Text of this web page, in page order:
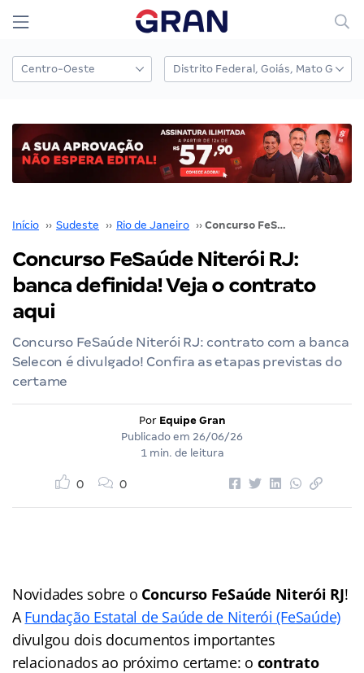
Início ›› Sudeste ›› Rio de Janeiro ›› Concurso FeSaúde Niterói RJ: banca definida! Veja o contrato aqui
Concurso FeSaúde Niterói RJ:
banca definida! Veja o contrato
aqui
Concurso FeSaúde Niterói RJ: contrato com a banca
Selecon é divulgado! Confira as etapas previstas do
certame
Por Equipe Gran
Publicado em 26/06/26
1 min. de leitura
0 0
Novidades sobre o Concurso FeSaúde Niterói RJ!
AFundação Estatal de Saúde de Niterói (FeSaúde)
divulgou dois documentos importantes
relacionados ao próximo certame: o contrato